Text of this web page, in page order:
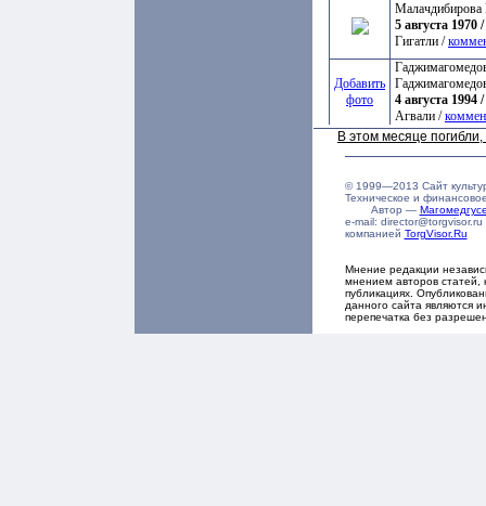
5 августа 1970
Гигатли /
Добавить
фото
4 августа 1994
Агвали /
В этом месяце
© 1999—2013 Сайт
Техническое и
Автор —
e-mail:
компанией TorgVisor.Ru
Мнение редакции
мнением авторов статей,
публикациях.
данного сайта являются
перепечатка без